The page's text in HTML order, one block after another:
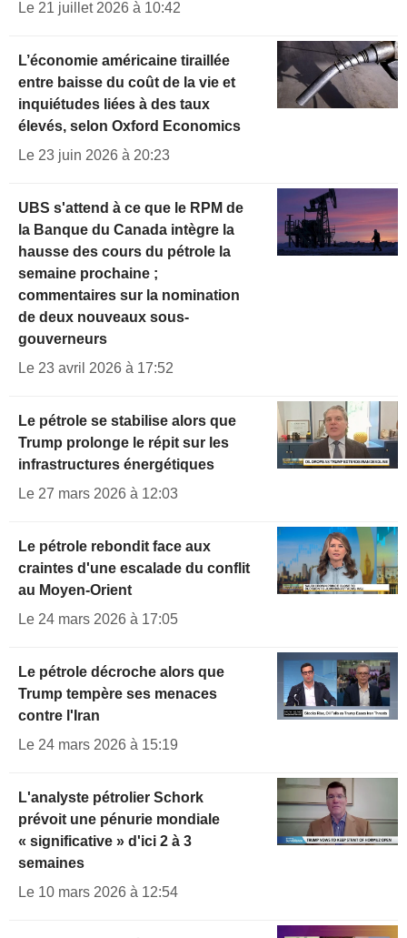
Le 21 juillet 2026 à 10:42
L’économie américaine tiraillée
entre baisse du coût de la vie et
inquiétudes liées à des taux
élevés, selon Oxford Economics
Le 23 juin 2026 à 20:23
UBS s'attend à ce que le RPM de
la Banque du Canada intègre la
hausse des cours du pétrole la
semaine prochaine ;
commentaires sur la nomination
de deux nouveaux sous-
gouverneurs
Le 23 avril 2026 à 17:52
Le pétrole se stabilise alors que
Trump prolonge le répit sur les
infrastructures énergétiques
Le 27 mars 2026 à 12:03
Le pétrole rebondit face aux
craintes d'une escalade du conflit
au Moyen-Orient
Le 24 mars 2026 à 17:05
Le pétrole décroche alors que
Trump tempère ses menaces
contre l'Iran
Le 24 mars 2026 à 15:19
L'analyste pétrolier Schork
prévoit une pénurie mondiale
« significative » d'ici 2 à 3
semaines
Le 10 mars 2026 à 12:54